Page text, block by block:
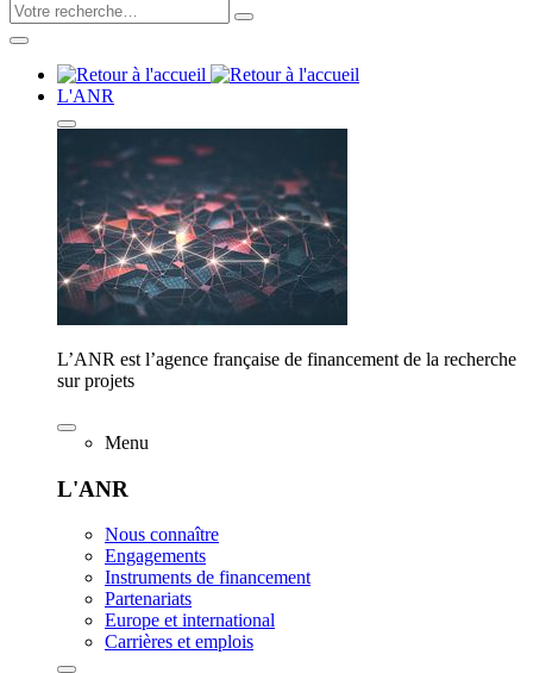
L'ANR
L’ANR est l’agence française de financement de la recherche
sur projets
Menu
L'ANR
Nous connaître
Engagements
Instruments de financement
Partenariats
Europe et international
Carrières et emplois